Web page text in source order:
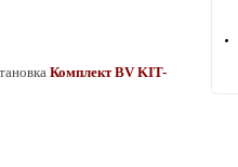
КомплектBV KIT-